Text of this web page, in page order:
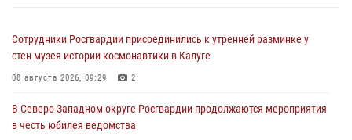
Сотрудники Росгвардии присоединились к утренней разминке у
стен музея истории космонавтики в Калуге
08 августа 2026, 09:29 2
В Северо-Западном округе Росгвардии продолжаются мероприятия
в честь юбилея ведомства